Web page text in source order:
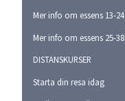
Mer info om essens 13-24
Mer info om essens 25-38
DISTANSKURSER
Starta din resa idag